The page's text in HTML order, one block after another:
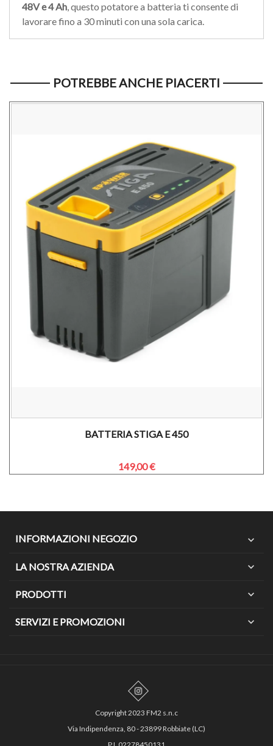
48V e 4 Ah, questo potatore a batteria ti consente di
lavorare fino a 30 minuti con una sola carica.
POTREBBE ANCHE PIACERTI
BATTERIA STIGA E 450
149,00 €
INFORMAZIONI NEGOZIO expand_more
LA NOSTRA AZIENDA expand_more
PRODOTTI expand_more
SERVIZI E PROMOZIONI expand_more
Copyright 2023 FM2 s.n.c
Via Indipendenza, 80 - 23899 Robbiate (LC)